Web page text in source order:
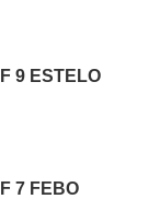
F 9 ESTELO
F 7 FEBO